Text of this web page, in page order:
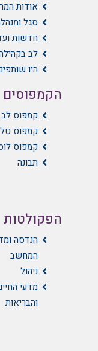
אודות
סגל
חדשות
לב
היו
הקמפוסים
קמפוס לב
קמפוס טל
קמפוס
תבונה
הפקולטות
הנדסה
המחשב
ניהול
מדעי
והבריאות